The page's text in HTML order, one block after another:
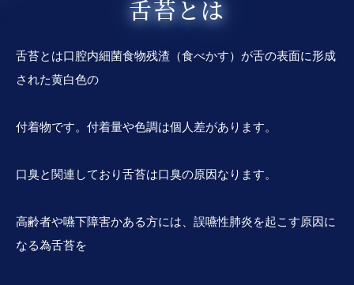
舌苔とは
舌苔とは口腔内細菌食物残渣（食べかす）が舌の表面に形成
された黄白色の
付着物です。付着量や色調は個人差があります。
口臭と関連しており舌苔は口臭の原因なります。
高齢者や嚥下障害かある方には、誤嚥性肺炎を起こす原因に
なる為舌苔を